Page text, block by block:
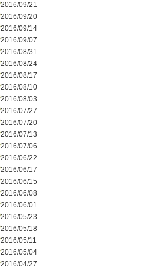
2016/09/21
2016/09/20
2016/09/14
2016/09/07
2016/08/31
2016/08/24
2016/08/17
2016/08/10
2016/08/03
2016/07/27
2016/07/20
2016/07/13
2016/07/06
2016/06/22
2016/06/17
2016/06/15
2016/06/08
2016/06/01
2016/05/23
2016/05/18
2016/05/11
2016/05/04
2016/04/27